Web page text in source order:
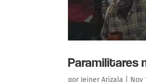
Paramilitares
por Jeiner Arizala Nov